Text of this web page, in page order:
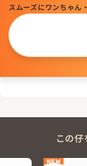
スムーズにワンちゃん
この
NEW